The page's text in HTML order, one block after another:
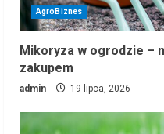
AgroBiznes
Mikoryza w ogrodzie –
zakupem
admin 19 lipca, 2026